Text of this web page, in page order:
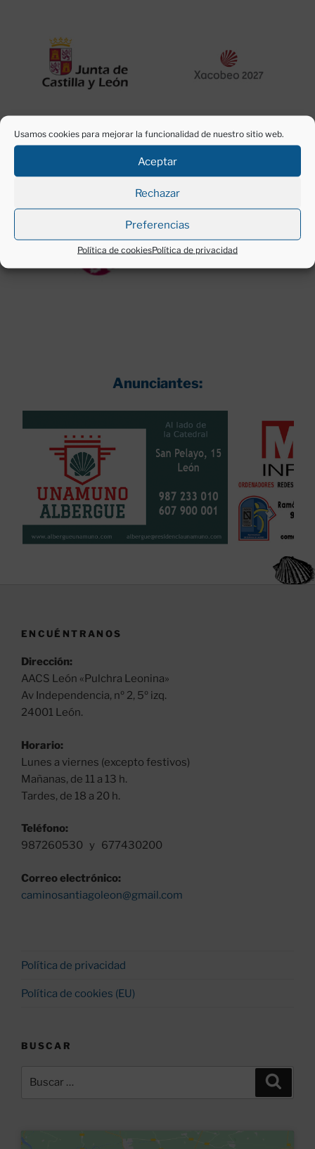
Usamos cookies para mejorar la funcionalidad de nuestro sitio web.
Aceptar
Rechazar
Preferencias
Política de cookiesPolítica de privacidad
Anunciantes:
ENCUÉNTRANOS
Dirección:
AACS León «Pulchra Leonina»
Av Independencia, nº 2, 5º izq.
24001 León.
Horario:
Lunes a viernes (excepto festivos)
Mañanas, de 11 a 13 h.
Tardes, de 18 a 20 h.
Teléfono:
987260530 y 677430200
Correo electrónico:
caminosantiagoleon@gmail.com
Política de privacidad
Política de cookies (EU)
BUSCAR